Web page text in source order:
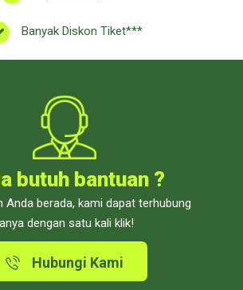
Banyak Diskon Tiket***
butuh bantuan ?
Anda berada, kami dapat terhubung
dengan satu kali klik!
Hubungi Kami